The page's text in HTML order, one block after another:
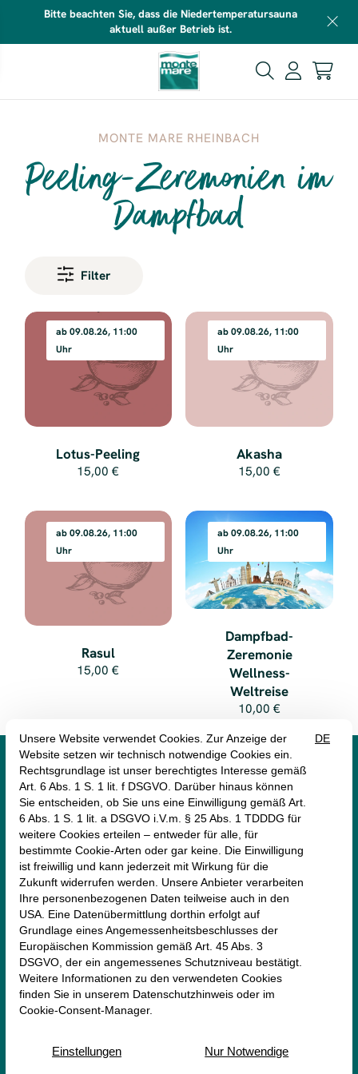
Bitte beachten Sie, dass die Niedertemperatursauna
aktuell außer Betrieb ist.
Peeling-Zeremonien im
Dampfbad
MONTE MARE RHEINBACH
Filter
Lotus-Peeling
15,00 €
ab 09.08.26, 11:00
Uhr
Akasha
15,00 €
ab 09.08.26, 11:00
Uhr
Rasul
15,00 €
ab 09.08.26, 11:00
Uhr
Dampfbad-
Zeremonie
Wellness-
Weltreise
10,00 €
ab 09.08.26, 11:00
Uhr
   
monte mare Rheinbach
Münstereifeler Straße 69
53359 Rheinbach
+49 (2226) 9030 -0
rheinbach@monte-mare.de
AGB (Online-Shop)ImpressumDatenschutz
Erklärung zur BarrierefreiheitNewsletter